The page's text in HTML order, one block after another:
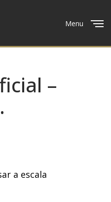
Menu
–
a escala